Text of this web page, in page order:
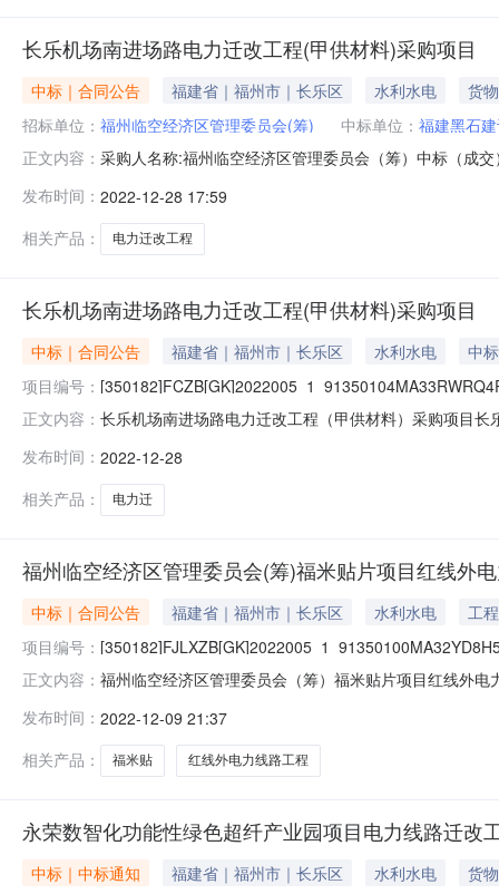
长乐机场南进场路电力迁改工程(甲供材料)采购项目
中标｜合同公告 福建省｜福州市｜长乐区 水利水电
货物
招标单位： 福州临空经济区管理委员会(筹) 中标单位： 福建黑石
正文内容： 采购人名称:福州临空经济区管理委员会（筹）中标（成
发布时间： 2022-12-28 17:59
相关产品：
电力迁改工程
长乐机场南进场路电力迁改工程(甲供材料)采购项目
中标｜合同公告 福建省｜福州市｜长乐区 水利水电
中
项目编号：
正文内容： 长乐机场南进场路电力迁改工程（甲供材料）采购项目
路电力迁改工程（甲供材料）采购项目（合同包
发布时间： 2022-12-28
相关产品：
电力迁
福州临空经济区管理委员会(筹)福米贴片项目红线外
中标｜合同公告 福建省｜福州市｜长乐区 水利水电
工程
项目编号：
正文内容： 福州临空经济区管理委员会（筹）福米贴片项目红线外
（合同包[3
发布时间： 2022-12-09 21:37
相关产品：
福米贴 红线外电力线路工程
永荣数智化功能性绿色超纤产业园项目电力线路迁改
中标｜中标通知 福建省｜福州市｜长乐区 水利水电
货物